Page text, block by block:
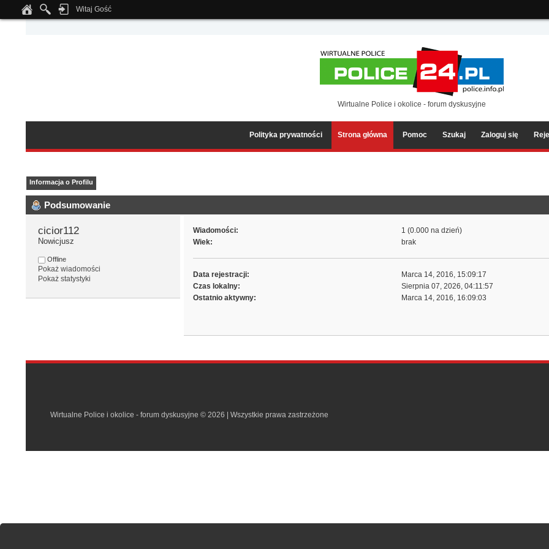
Notice: Undefined index: tapatalk_body_hook in
Witaj Gość
Wirtualne Police i okolice - forum dyskusyjne
Polityka prywatności Strona główna Pomoc Szukaj Zaloguj się
Informacja o Profilu
Podsumowanie
cicior112
Nowicjusz
Offline
Pokaż wiadomości
Pokaż statystyki
Wiadomości:
1 (0.000 na dzień)
Wiek:
brak
Data rejestracji:
Marca 14, 2016, 15:09:17
Czas lokalny:
Sierpnia 07, 2026, 04:11:57
Ostatnio aktywny:
Marca 14, 2016, 16:09:03
Wirtualne Police i okolice - forum dyskusyjne © 2026 | Wszystkie prawa zastrzeżone